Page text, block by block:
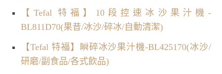
【Tefal 特福】10段控速冰沙果汁機-
BL811D70(果昔/冰沙/碎冰/自動清潔)
【Tefal 特福】瞬碎冰沙果汁機-BL425170(冰沙/
研磨/副食品/各式飲品)